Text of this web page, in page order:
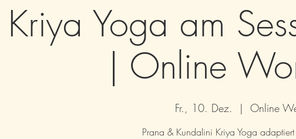
Kriya Yoga am
| Online
Fr., 10. Dez.
  |
Online
Prana & Kundalini Kriya Yoga